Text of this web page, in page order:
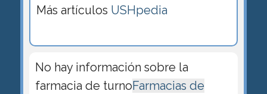
Más artículos USHpedia
No hay información sobre la
farmacia de turnoFarmacias de